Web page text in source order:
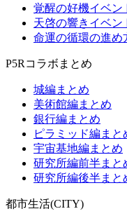
覚醒の好機イベン
天啓の響きイベン
命運の循環の進め
P5Rコラボまとめ
城編まとめ
美術館編まとめ
銀行編まとめ
ピラミッド編まと
宇宙基地編まとめ
研究所編前半まと
研究所編後半まと
都市生活(CITY)